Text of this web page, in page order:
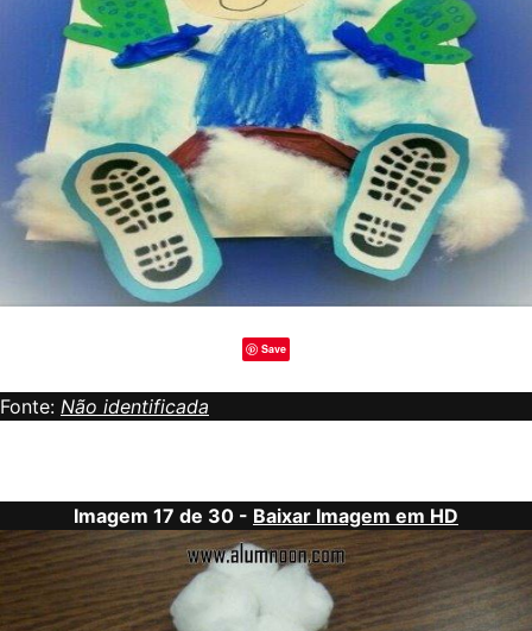
Save
Fonte: Não identificada
Imagem 17 de 30 - Baixar Imagem em HD